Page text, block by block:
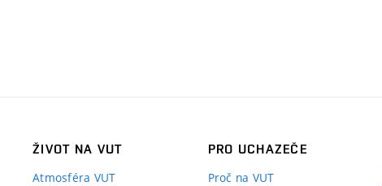
ŽIVOT NA VUT
Atmosféra VUT
PRO UCHAZEČE
Proč na VUT